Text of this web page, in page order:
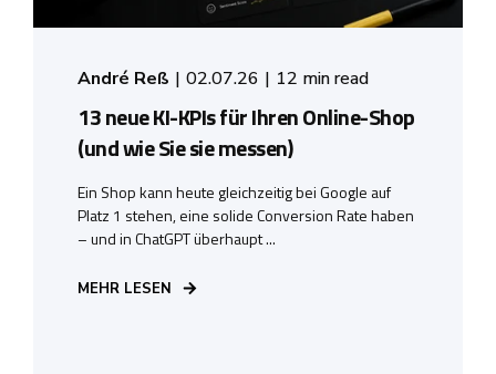
André Reß 02.07.26 12 min read
13 neue KI-KPIs für Ihren Online-Shop
(und wie Sie sie messen)
Ein Shop kann heute gleichzeitig bei Google auf
Platz 1 stehen, eine solide Conversion Rate haben
– und in ChatGPT überhaupt ...
MEHR LESEN